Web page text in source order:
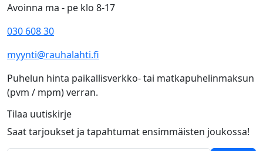
Avoinna ma - pe klo 8-17
030 608 30
myynti@rauhalahti.fi
Puhelun hinta paikallisverkko- tai matkapuhelinmaksun
(pvm / mpm) verran.
Tilaa uutiskirje
Saat tarjoukset ja tapahtumat ensimmäisten joukossa!